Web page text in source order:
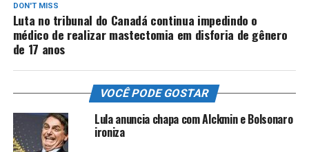
DON'T MISS
Luta no tribunal do Canadá continua impedindo o
médico de realizar mastectomia em disforia de gênero
de 17 anos
VOCÊ PODE GOSTAR
Lula anuncia chapa com Alckmin e Bolsonaro
ironiza